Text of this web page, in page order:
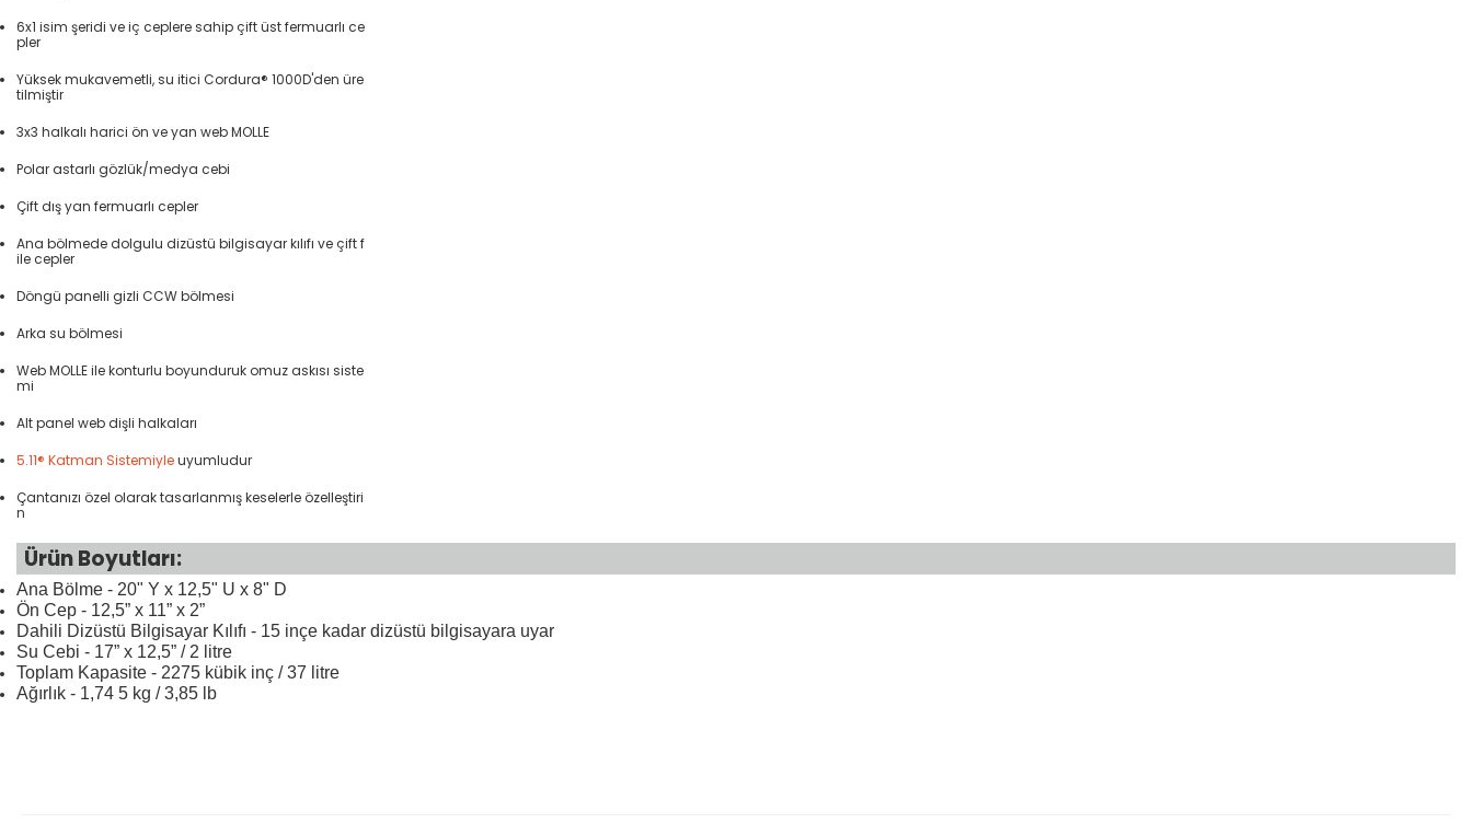
6x1 isim şeridi ve iç ceplere sahip çift üst fermuarlı ce
pler
Yüksek mukavemetli, su itici Cordura® 1000D'den üre
tilmiştir
3x3 halkalı harici ön ve yan web MOLLE
Polar astarlı gözlük/medya cebi
Çift dış yan fermuarlı cepler
Ana bölmede dolgulu dizüstü bilgisayar kılıfı ve çift f
ile cepler
Döngü panelli gizli CCW bölmesi
Arka su bölmesi
Web MOLLE ile konturlu boyunduruk omuz askısı siste
mi
Alt panel web dişli halkaları
5.11® Katman Sistemiyleuyumludur
Çantanızı özel olarak tasarlanmış keselerle özelleştiri
n
Ürün Boyutları:
Ana Bölme - 20" Y x 12,5" U x 8" D
Ön Cep - 12,5” x 11” x 2”
Dahili Dizüstü Bilgisayar Kılıfı - 15 inçe kadar dizüstü bilgisayara uyar
Su Cebi - 17” x 12,5” / 2 litre
Toplam Kapasite - 2275 kübik inç / 37 litre
Ağırlık - 1,74 5 kg / 3,85 lb